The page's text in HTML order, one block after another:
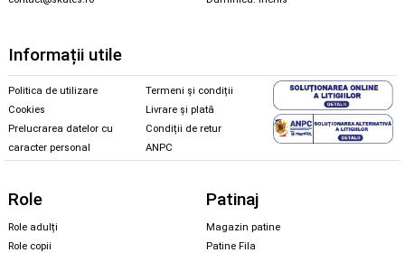
Informații utile
Politica de utilizare
Cookies
Prelucrarea datelor cu
caracter personal
Termeni și condiții
Livrare și plată
Condiții de retur
ANPC
Role
Role adulți
Role copii
Patinaj
Magazin patine
Patine Fila